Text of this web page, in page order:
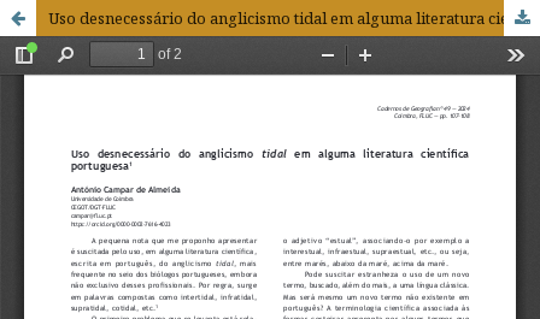
Uso desnecessário do anglicismo tidal em alguma literatura científica portuguesa